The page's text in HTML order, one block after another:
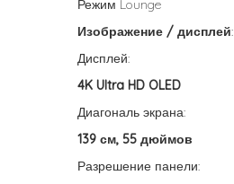
Режим Lounge
Изображение / дисплей:
Дисплей:
4K Ultra HD OLED
Диагональ экрана:
139 см, 55 дюймов
Разрешение панели: